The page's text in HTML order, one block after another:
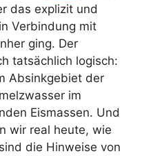
das explizit und
Verbindung mit
ging. Der
tatsächlich logisch:
Absinkgebiet der
im
Eismassen. Und
wir real heute, wie
die Hinweise von